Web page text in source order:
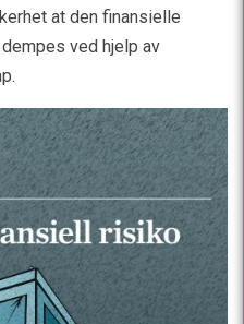
at den finansielle
ved hjelp av